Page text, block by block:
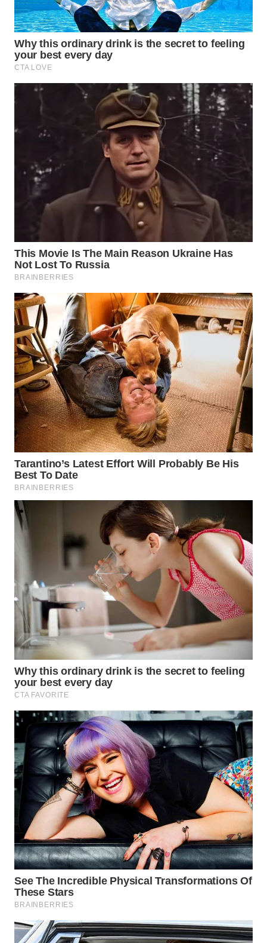
WN
KARO
WN
SIMALUNGUN
LABUHANBATU
WN
TENGAH
WN DELI
SERDANG
WN
TEBING
TINGGI
WN
PAKPAK
WN
KARAWANG
WN
BEKASI
WN
BOGOR
WN
DEPOK
TAPANULI
SAMOSIR
WN
PADANG
LAWAS
WN
SUMEDANG
WN
CIANJUR
WN
KEPULAUAN
SERIBU
TANGERANG
WN
BINJAI
WN
CIREBON